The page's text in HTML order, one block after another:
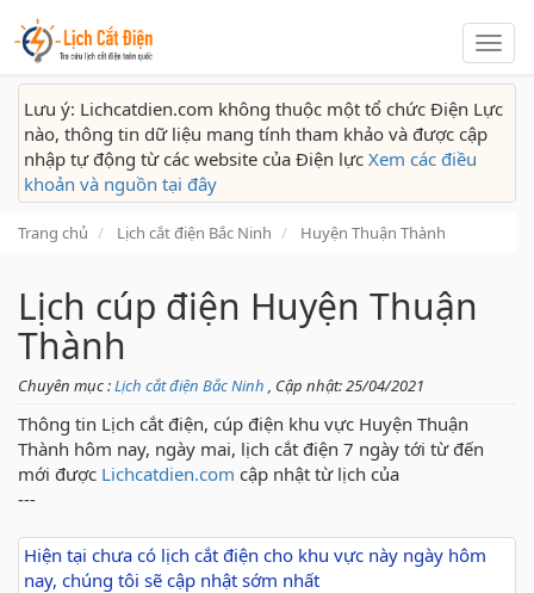
Lịch
cắt
Lưu ý: Lichcatdien.com không thuộc một tổ chức Điện Lực
nào, thông tin dữ liệu mang tính tham khảo và được cập
nhập tự động từ các website của Điện lực Xem các điều
khoản và nguồn tại đây
Trang chủ Lịch cắt điện Bắc Ninh Huyện Thuận Thành
Lịch cúp điện Huyện Thuận
Thành
Chuyên mục :Lịch cắt điện Bắc Ninh , Cập nhật: 25/04/2021
Thông tin Lịch cắt điện, cúp điện khu vực Huyện Thuận
Thành hôm nay, ngày mai, lịch cắt điện 7 ngày tới từ đến
mới được Lichcatdien.com cập nhật từ lịch của
---
Hiện tại chưa có lịch cắt điện cho khu vực này ngày hôm
nay, chúng tôi sẽ cập nhật sớm nhất